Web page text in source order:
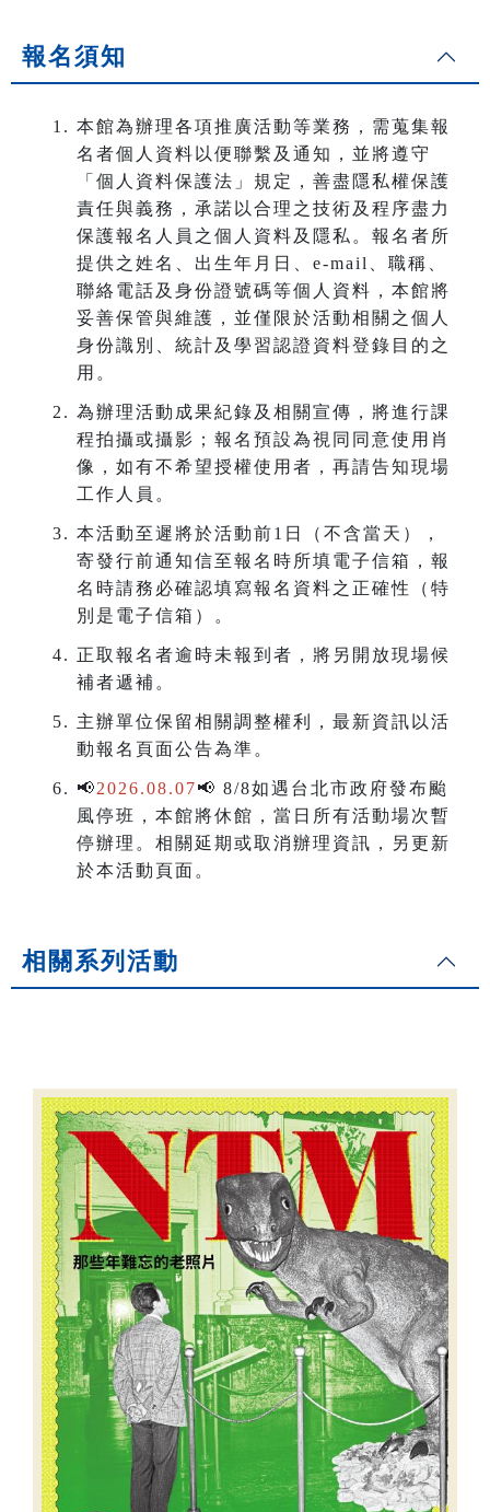
報名須知
本館為辦理各項推廣活動等業務，需蒐集報
名者個人資料以便聯繫及通知，並將遵守
「個人資料保護法」規定，善盡隱私權保護
責任與義務，承諾以合理之技術及程序盡力
保護報名人員之個人資料及隱私。報名者所
提供之姓名、出生年月日、e-mail、職稱、
聯絡電話及身份證號碼等個人資料，本館將
妥善保管與維護，並僅限於活動相關之個人
身份識別、統計及學習認證資料登錄目的之
用。
為辦理活動成果紀錄及相關宣傳，將進行課
程拍攝或攝影；報名預設為視同同意使用肖
像，如有不希望授權使用者，再請告知現場
工作人員。
本活動至遲將於活動前1日（不含當天），
寄發行前通知信至報名時所填電子信箱，報
名時請務必確認填寫報名資料之正確性（特
別是電子信箱）。
正取報名者逾時未報到者，將另開放現場候
補者遞補。
主辦單位保留相關調整權利，最新資訊以活
動報名頁面公告為準。
📢2026.08.07📢 8/8如遇台北市政府發布颱
風停班，本館將休館，當日所有活動場次暫
停辦理。相關延期或取消辦理資訊，
另更新
於本活動頁面。
相關系列活動